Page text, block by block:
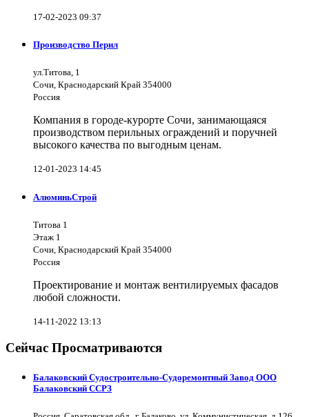
17-02-2023 09:37
Производство Перил
ул.Титова, 1
Сочи, Краснодарский Край 354000
Россия
Компания в городе-курорте Сочи, занимающаяся
производством перильных ограждений и поручней
высокого качества по выгодным ценам.
12-01-2023 14:45
АлюминьСтрой
Титова 1
Этаж 1
Сочи, Краснодарский Край 354000
Россия
Проектирование и монтаж вентилируемых фасадов
любой сложности.
14-11-2022 13:13
Сейчас Просматриваются
Балаковский Судостроительно-Судоремонтный Завод ООО
Балаковский ССРЗ